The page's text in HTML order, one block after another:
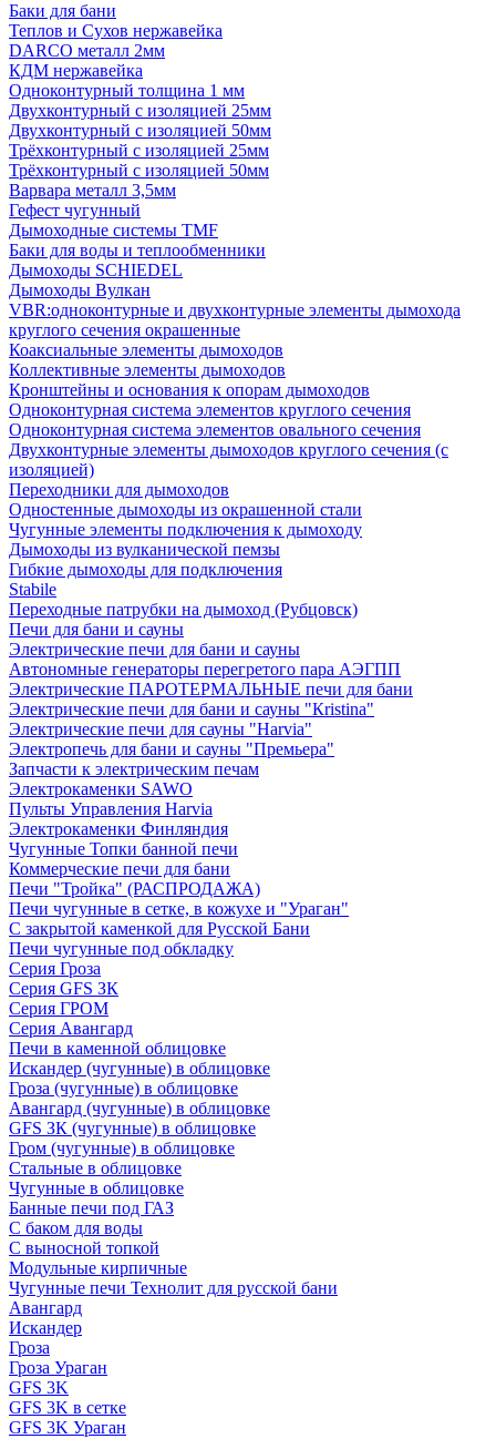
Баки для бани
Теплов и Сухов нержавейка
DARCO металл 2мм
КДМ нержавейка
Одноконтурный толщина 1 мм
Двухконтурный с изоляцией 25мм
Двухконтурный с изоляцией 50мм
Трёхконтурный с изоляцией 25мм
Трёхконтурный с изоляцией 50мм
Варвара металл 3,5мм
Гефест чугунный
Дымоходные системы TMF
Баки для воды и теплообменники
Дымоходы SCHIEDEL
Дымоходы Вулкан
VBR:одноконтурные и двухконтурные элементы дымохода
круглого сечения окрашенные
Коаксиальные элементы дымоходов
Коллективные элементы дымоходов
Кронштейны и основания к опорам дымоходов
Одноконтурная система элементов круглого сечения
Одноконтурная система элементов овального сечения
Двухконтурные элементы дымоходов круглого сечения (с
изоляцией)
Переходники для дымоходов
Одностенные дымоходы из окрашенной стали
Чугунные элементы подключения к дымоходу
Дымоходы из вулканической пемзы
Гибкие дымоходы для подключения
Stabile
Переходные патрубки на дымоход (Рубцовск)
Печи для бани и сауны
Электрические печи для бани и сауны
Автономные генераторы перегретого пара АЭГПП
Электрические ПАРОТЕРМАЛЬНЫЕ печи для бани
Электрические печи для бани и сауны "Кristina"
Электрические печи для сауны "Harvia"
Электропечь для бани и сауны "Премьера"
Запчасти к электрическим печам
Электрокаменки SAWO
Пульты Управления Harvia
Электрокаменки Финляндия
Чугунные Топки банной печи
Коммерческие печи для бани
Печи "Тройка" (РАСПРОДАЖА)
Печи чугунные в сетке, в кожухе и "Ураган"
С закрытой каменкой для Русской Бани
Печи чугунные под обкладку
Серия Гроза
Серия GFS ЗК
Серия ГРОМ
Серия Авангард
Печи в каменной облицовке
Искандер (чугунные) в облицовке
Гроза (чугунные) в облицовке
Авангард (чугунные) в облицовке
GFS ЗК (чугунные) в облицовке
Гром (чугунные) в облицовке
Стальные в облицовке
Чугунные в облицовке
Банные печи под ГАЗ
С баком для воды
С выносной топкой
Модульные кирпичные
Чугунные печи Технолит для русской бани
Авангард
Искандер
Гроза
Гроза Ураган
GFS 3K
GFS 3K в сетке
GFS 3K Ураган